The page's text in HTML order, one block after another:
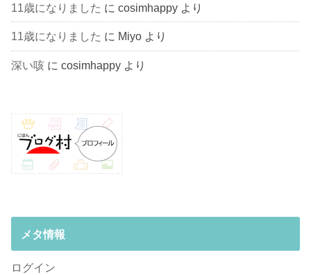
11歳になりました にcosimhappy より
11歳になりました に Miyo より
深い咳 にcosimhappy より
メタ情報
ログイン